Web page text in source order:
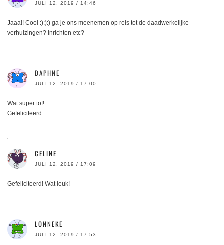
JULI 12, 2019 / 14:46
Jaaa!! Cool :):):) ga je ons meenemen op reis tot de daadwerkelijke
verhuizingen? Inrichten etc?
DAPHNE
JULI 12, 2019 / 17:00
Wat super tof!
Gefeliciteerd
CELINE
JULI 12, 2019 / 17:09
Gefeliciteerd! Wat leuk!
LONNEKE
JULI 12, 2019 / 17:53